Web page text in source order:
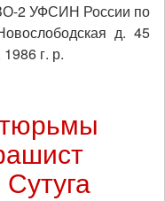
2 УФСИН России по
д. 45
г. р.